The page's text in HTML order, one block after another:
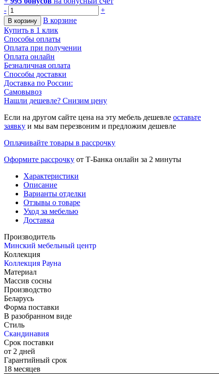
-
+
В корзину
В корзине
Купить в 1 клик
Способы оплаты
Оплата при получении
Оплата онлайн
Безналичная оплата
Способы доставки
Доставка по России:
Самовывоз
Нашли дешевле? Снизим цену
Если на другом сайте цена на эту мебель дешевле оставьте
заявку и мы вам перезвоним и предложим дешевле
Оплачивайте товары в рассрочку
Оформите рассрочку от Т-Банка онлайн за 2 минуты
Характеристики
Описание
Варианты отделки
Отзывы о товаре
Уход за мебелью
Доставка
Производитель
Минский мебельный центр
Коллекция
Коллекция Рауна
Материал
Массив сосны
Производство
Беларусь
Форма поставки
В разобранном виде
Стиль
Скандинавия
Срок поставки
от 2 дней
Гарантийный срок
18 месяцев